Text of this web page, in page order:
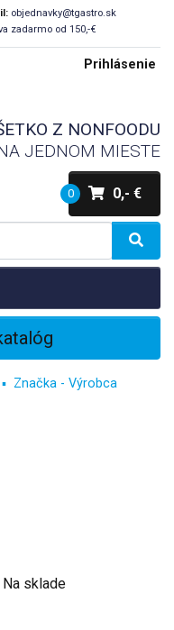
objednavky@tgastro.sk
zadarmo od 150,-€
Prihlásenie
Z NONFOODU
JEDNOM MIESTE
0 0,- €
Značka - Výrobca
Na sklade